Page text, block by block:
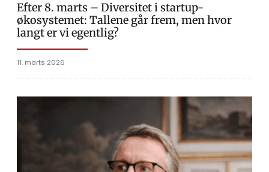
Efter 8. marts – Diversitet i startup-
økosystemet: Tallene går frem, men hvor
langt er vi egentlig?
11. marts 2026